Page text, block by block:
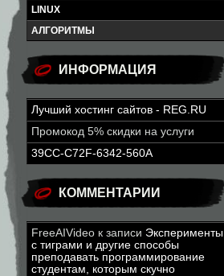
LINUX
АЛГОРИТМЫ
ИНФОРМАЦИЯ
Лучший хостинг сайтов - REG.RU
Промокод 5% скидки на услуги
39CC-C72F-6342-560A
КОММЕНТАРИИ
FreeAIVideo к записи Эксперименты
с тиграми и другие способы
преподавать программирование
студентам, которым скучно